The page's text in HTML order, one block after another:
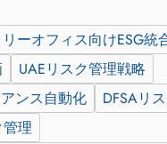
ーオフィス向けESG統
UAEリスク管理戦略
ンス自動化
DFSAリ
理